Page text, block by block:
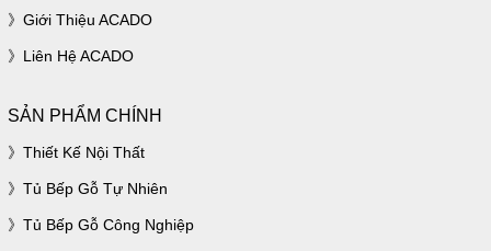
Giới Thiệu ACADO
Liên Hệ ACADO
SẢN PHẨM CHÍNH
Thiết Kế Nội Thất
Tủ Bếp Gỗ Tự Nhiên
Tủ Bếp Gỗ Công Nghiệp